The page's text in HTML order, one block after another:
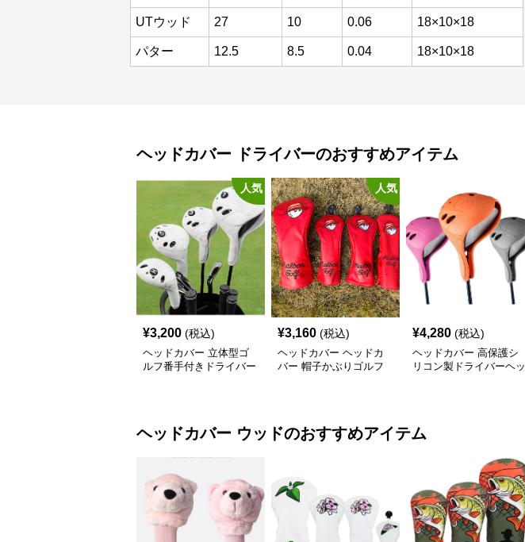
UTウッド 27 10 0.06 18×10×18
パター 12.5 8.5 0.04 18×10×18
ヘッドカバー ドライバーのおすすめアイテム
人気
¥3,200 (税込)
ヘッドカバー 立体型ゴ
ルフ番手付きドライバー
人気
¥3,160 (税込)
ヘッドカバー ヘッドカ
バー 帽子かぶりゴルフ
¥4,280 (税込)
ヘッドカバー 高保護シ
リコン製ドライバーヘッ
ヘッドカバー ウッドのおすすめアイテム